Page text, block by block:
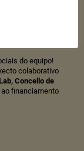
mais visible
do
do equipo!
colaborativo
, Concello de
financiamento